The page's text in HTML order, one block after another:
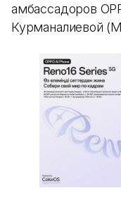
амбассадоров
Курманалиевой